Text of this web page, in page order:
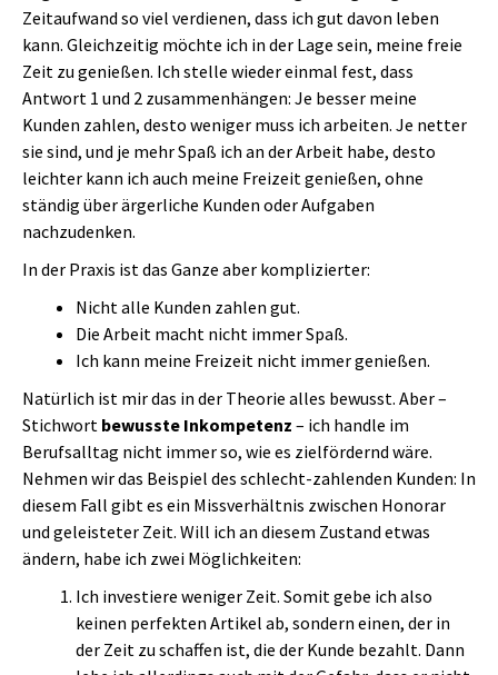
Zeitaufwand so viel verdienen, dass ich gut davon leben
kann. Gleichzeitig möchte ich in der Lage sein, meine freie
Zeit zu genießen. Ich stelle wieder einmal fest, dass
Antwort 1 und 2 zusammenhängen: Je besser meine
Kunden zahlen, desto weniger muss ich arbeiten. Je netter
sie sind, und je mehr Spaß ich an der Arbeit habe, desto
leichter kann ich auch meine Freizeit genießen, ohne
ständig über ärgerliche Kunden oder Aufgaben
nachzudenken.
In der Praxis ist das Ganze aber komplizierter:
Nicht alle Kunden zahlen gut.
Die Arbeit macht nicht immer Spaß.
Ich kann meine Freizeit nicht immer genießen.
Natürlich ist mir das in der Theorie alles bewusst. Aber –
Stichwort bewusste Inkompetenz – ich handle im
Berufsalltag nicht immer so, wie es zielfördernd wäre.
Nehmen wir das Beispiel des schlecht-zahlenden Kunden: In
diesem Fall gibt es ein Missverhältnis zwischen Honorar
und geleisteter Zeit. Will ich an diesem Zustand etwas
ändern, habe ich zwei Möglichkeiten:
Ich investiere weniger Zeit. Somit gebe ich also
keinen perfekten Artikel ab, sondern einen, der in
der Zeit zu schaffen ist, die der Kunde bezahlt. Dann